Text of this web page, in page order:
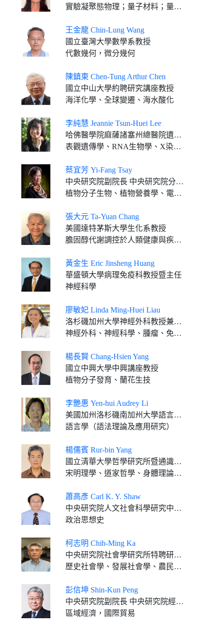
實驗凝聚態物理；量子材料；量子器件；納米科學；奈米科技
王金龍 Chin-Lung Wang
國立臺灣大學數學系教授
代數幾何，微分幾何
陳鎮東 Chen-Tung Arthur Chen
國立中山大學約聘研究講座教授
海洋化學、全球變遷、海水酸化
李純慧 Jeannie Tsun-Huei Lee
哈佛醫學院麻薩諸塞州總醫院遺傳學教授
表觀遺傳學、RNA生物學、X染色體失活
蔡宜芳 Yi-Fang Tsay
中央研究院副院長 中央研究院分子生物研究所特聘研究員
植物分子生物、植物營養學、電生理、細胞膜生物學
張大元 Ta-Yuan Chang
美國達特茅斯大學生化系教授
膽固醇代謝調控於人類健康與疾病的角色
黃金生 Eric Jinsheng Huang
華盛頓大學病理免疫科教授暨主任
神經科學
廖敏妃 Linda Ming-Huei Liau
洛杉磯加州大學神經外科教授兼系主任
神經外科、神經科學、腫瘤、免疫學、免疫治療
楊長賢 Chang-Hsien Yang
國立中興大學中興講座教授
植物分子發育、蘭花生技
李艷惠 Yen-hui Audrey Li
美國加州洛杉磯南加州大學語言學系語言學教授
語言學（語法理論及應用研究）
楊儒賓 Rur-bin Yang
國立清華大學哲學研究所暨通識教育中心合聘特聘講座教授
宋明理學、道家哲學、身體理論、神話思想
蕭高彥 Carl K. Y. Shaw
中央研究院人文社會科學研究中心特聘研究員
政治思想史
柯志明 Chih-Ming Ka
中央研究院社會學研究所特聘研究員
歷史社會學、發展社會學、農民研究、工業與勞動關係
彭信坤 Shin-Kun Peng
中央研究院副院長 中央研究院經濟研究所特聘研究員
區域經濟，國際貿易